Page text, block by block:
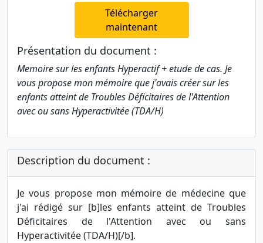
Télécharger
maintenant
Présentation du document :
Memoire sur les enfants Hyperactif + etude de cas. Je
vous propose mon mémoire que j'avais créer sur les
enfants atteint de Troubles Déficitaires de l'Attention
avec ou sans Hyperactivitée (TDA/H)
Description du document :
Je vous propose mon mémoire de médecine que
j'ai rédigé sur [b]les enfants atteint de Troubles
Déficitaires de l'Attention avec ou sans
Hyperactivitée (TDA/H)[/b].